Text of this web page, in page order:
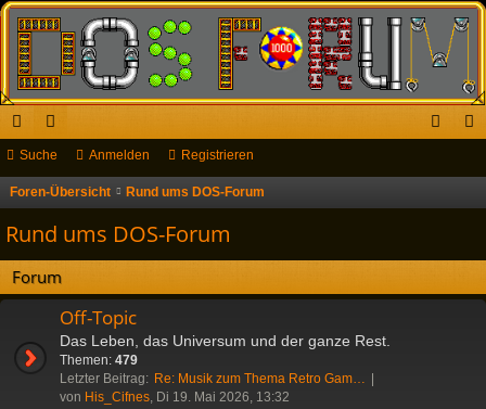
ch
ne
or
en
Suche Anmelden Registrieren
Foren-Übersicht Rund ums DOS-Forum
e
Rund ums DOS-Forum
Forum
Off-Topic
Das Leben, das Universum und der ganze Rest.
Themen: 479
Letzter Beitrag: Re: Musik zum Thema Retro Gam…
von His_Cifnes, Di 19. Mai 2026, 13:32